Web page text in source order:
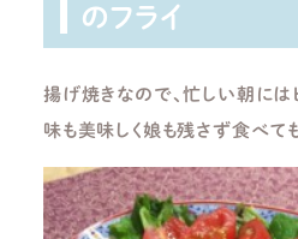
のフライ
揚げ焼きなので、忙しい朝には
味も美味しく娘も残さず食べて